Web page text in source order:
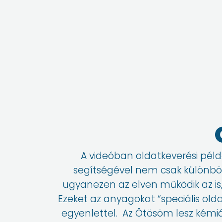
A videóban oldatkeverési
segítségével nem csak
ugyanezen az elven működik az
Ezeket az anyagokat “speciális
egyenlettel. Az Ötösöm lesz